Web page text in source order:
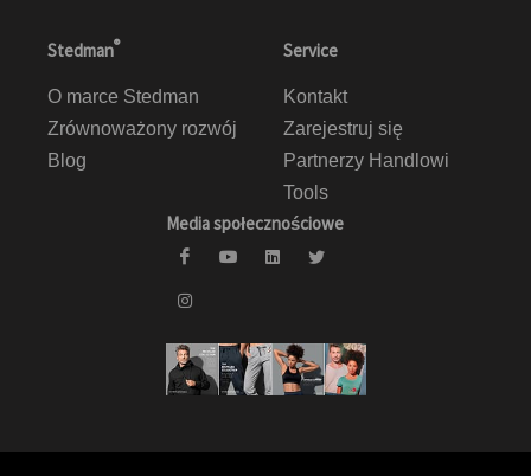
Stedman®
O marce Stedman
Zrównoważony rozwój
Blog
Service
Kontakt
Zarejestruj się
Partnerzy Handlowi
Tools
Media społecznościowe